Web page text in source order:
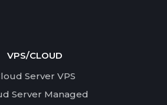
VPS/CLOUD
Server VPS
Server Managed